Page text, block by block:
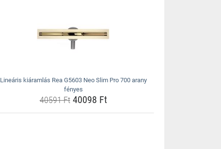
Lineáris kiáramlás Rea G5603 Neo Slim Pro 700 arany
fényes
40591 Ft40098 Ft